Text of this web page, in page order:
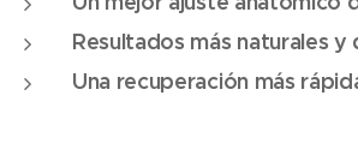
Resultados más naturales y
Una recuperación más